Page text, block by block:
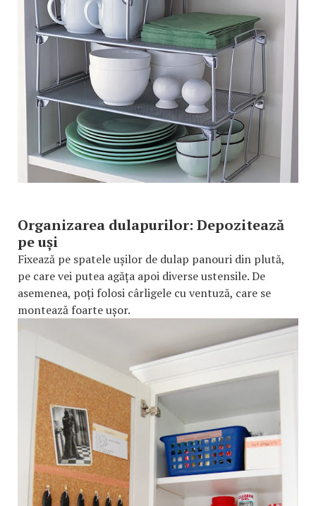
Organizarea dulapurilor: Depozitează
pe uși
Fixează pe spatele ușilor de dulap panouri din plută,
pe care vei putea agăța apoi diverse ustensile. De
asemenea, poți folosi cârligele cu ventuză, care se
montează foarte ușor.